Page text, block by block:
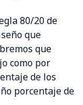
80/20 de
que
que
como por
de los
porcentaje de